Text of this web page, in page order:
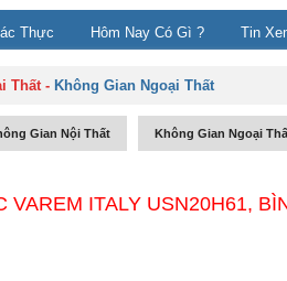
Thực Hôm Nay Có Gì ? Tin
Thất- Không Gian Ngoại Thất
Gian Nội Thất Không Gian Ngoại
VAREM ITALY USN20H61,